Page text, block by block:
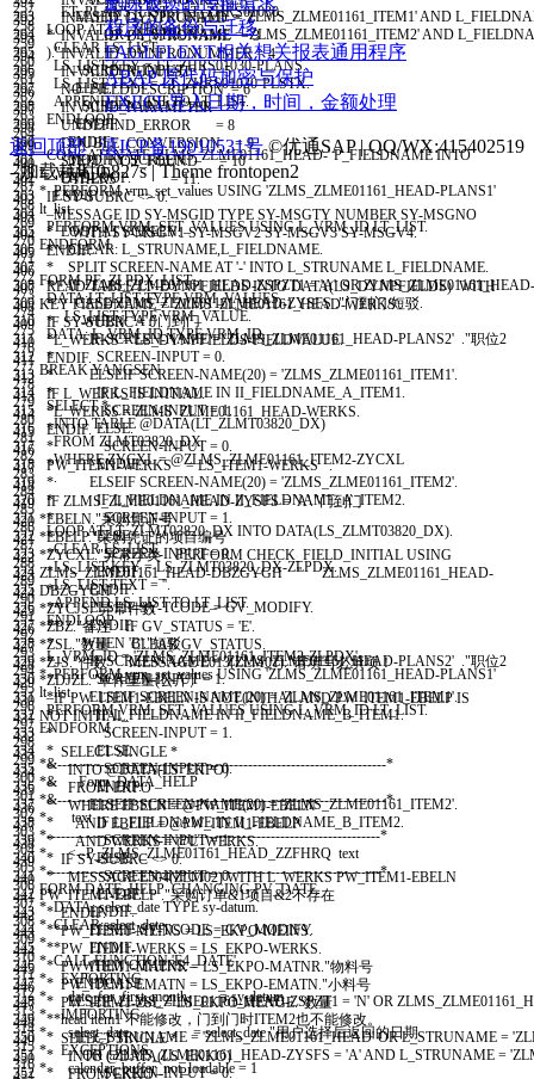
392
393
394
395
396
397
398
399
400
401
402
403
404
405
406
407
408
409
410
411
412
413
414
415
416
417
418
419
420
421
422
423
424
425
426
427
428
429
430
431
432
433
434
435
436
437
438
439
440
441
442
443
444
445
446
447
448
449
450
ET_PLANS_LIST = LT_ZHRS01030.
LOOP AT LT_ZHRS01030.
CLEAR LS_LIST.
LS_LIST-KEY = LT_ZHRS01030-PLANS.
LS_LIST-TEXT = LT_ZHRS01030-PLSTX.
APPEND LS_LIST TO LT_LIST.
ENDLOOP.
CONCATENATE 'ZLMS_ZLME01161_HEAD-' P_FIELDNAME INTO
L_VRM_ID.
* PERFORM vrm_set_values USING 'ZLMS_ZLME01161_HEAD-PLANS1'
lt_list.
PERFORM VRM_SET_VALUES USING L_VRM_ID LT_LIST.
ENDFORM.
FORM PF_ZLPDX_LIST .
DATA:LT_LIST TYPE VRM_VALUES,
LS_LIST TYPE VRM_VALUE.
DATA: L_VRM_ID TYPE VRM_ID.
BREAK YANGSEN.
SELECT *
INTO TABLE @DATA(LT_ ZLMT03820 DX)
FROM ZLMT03820_DX
WHERE ZYCXL = @ZLMS_ZLME01161_ITEM2-ZYCXL
.
.
LOOP AT LT_ZLMT03820_DX INTO DATA(LS ZLMT03820 DX).
CLEAR LS_LIST.
LS_LIST-KEY = LS_ZLMT03820_DX-ZLPDX.
LS_LIST-TEXT = ''.
APPEND LS_LIST TO LT_LIST.
ENDLOOP.
L_VRM_ID = 'ZLMS_ZLME01161_ITEM2-ZLPDX' .
* PERFORM vrm_set_values USING 'ZLMS_ZLME01161_HEAD-PLANS1'
lt_list.
PERFORM VRM_ SET_VALUES USING L_VRM_ ID LT_LIST.
ENDFORM.
*&---------------------------------------------------------------------*
*& Form DATA_HELP
*&---------------------------------------------------------------------*
* text
*----------------------------------------------------------------------*
* <--P_ZLMS_ZLME01161_HEAD_ZZFHRQ text
*----------------------------------------------------------------------*
FORM DATE_HELP CHANGING PV_DATE.
* DATA: select_date TYPE sy-datum.
* CLEAR:select_date.
*
* CALL FUNCTION 'F4_DATE'
* EXPORTING
* date_for_first_month = sy-datum
* IMPORTING
* select_date = select_date "用户选择后返回的日期
* EXCEPTIONS
* calendar_buffer_not_loadable = 1
293
294
295
296
297
298
299
300
301
302
303
304
305
306
307
308
309
310
311
312
313
314
315
316
317
318
319
320
321
322
323
324
325
326
327
328
329
330
331
332
333
334
335
336
337
338
339
340
341
342
343
344
345
346
347
348
349
350
351
352
ELSEIF ( L_STRUNAME = 'ZLMS_ZLME01161_ITEM1' AND L
* OR ( L_STRUNAME = 'ZLMS_ZLME01161_ITEM2' AND
)."
SCREEN-INPUT = 1.
ELSE.
SCREEN-INPUT = 0.
ENDIF.
ENDIF.
MODIFY SCREEN.
ENDLOOP.
ENDIF.
* LOOP AT SCREEN.
* CLEAR: L_STRUNAME,L_FIELDNAME.
* SPLIT SCREEN-NAME AT '-' INTO L_STRUNAME L_FIELDNAME.
* IF ZLMS_ZLME01161_HEAD-ZSPZT1 = 'A' OR
* CASE ZLMS_ZLME01161_HEAD-ZYSFS ."门到门/短驳.
* WHEN 'A'."门到门
* IF SCREEN-NAME = 'ZLMS_ZLME01161_HEAD-PLANS2' ."职位2
* SCREEN-INPUT = 0.
* ELSEIF SCREEN-NAME(20) = 'ZLMS_ZLME01161_ITEM1'.
* IF L_FIELDNAME IN II_FIELDNAME_A_ITEM1.
* SCREEN-INPUT = 1.
* ELSE.
* SCREEN-INPUT = 0.
* ENDIF.
* ELSEIF SCREEN-NAME(20) = 'ZLMS_ZLME01161_ITEM2'.
* IF L_FIELDNAME IN II_FIELDNAME_A_ITEM2.
* SCREEN-INPUT = 1.
* ELSE.
* SCREEN-INPUT = 0.
* ENDIF.
* ENDIF.
** ELSEIF SY-TCODE = GV_MODIFY.
** ENDIF.
* WHEN 'B'."短驳
* IF SCREEN-NAME = 'ZLMS_ZLME01161_HEAD-PLANS2' ."职位2
* SCREEN-INPUT = 1.
* ELSEIF SCREEN-NAME(20) = 'ZLMS_ZLME01161_ITEM1'.
* IF L_FIELDNAME IN II_FIELDNAME_B_ITEM1.
* SCREEN-INPUT = 1.
* ELSE.
* SCREEN-INPUT = 0.
* ENDIF.
* ELSEIF SCREEN-NAME(20) = 'ZLMS_ZLME01161_ITEM2'.
* IF L_FIELDNAME IN II_FIELDNAME_B_ITEM2.
* SCREEN-INPUT = 1.
* ELSE.
* SCREEN-INPUT = 0.
* ENDIF.
* ENDIF.
** ELSEIF SY-TCODE = GV_MODIFY.
** ENDIF.
* WHEN OTHERS.
* ENDCASE.
* ELSEIF ZLMS_ZLME01161_HEAD-ZSPZT1 = 'N' OR
**head item1 不能修改，门到门时ITEM2也不能修改。
* IF L_STRUNAME = 'ZLMS_ZLME01161_HEAD' OR L_STRUNAME =
* OR ( ZLMS_ZLME01161_HEAD-ZYSFS = 'A' AND L_STRUNAME =
* SCREEN-INPUT = 0.
257
258
259
260
261
262
263
264
265
266
267
268
269
270
271
272
273
274
275
276
277
278
279
280
281
282
283
284
285
286
287
288
289
290
291
292
293
294
295
296
297
298
299
300
301
302
303
304
305
306
307
308
309
310
311
312
313
314
315
316
INVALID_DYNPROFIELD = 2
INVALID_DYNPRONAME = 3
INVALID_DYNPRONUMMER = 4
INVALID_REQUEST = 5
NO_FIELDDESCRIPTION = 6
INVALID_PARAMETER = 7
UNDEFIND ERROR = 8
DOUBLE_CONVERSION = 9
STEPL_NOT_FOUND = 10
OTHERS
= 11.
IF SY-SUBRC <> 0.
MESSAGE ID SY-MSGID TYPE SY-MSGTY NUMBER SY-MSGNO
WITH SY-MSGV1 SY-MSGV2 SY-MSGV3 SY-MSGV4.
ENDIF.
READ TABLE LT_DYNPFIELDS INTO DATA(LS_DYNPFIELDS) WITH
KEY FIELDNAME = 'ZLMS_ZLME01161_HEAD-WERKS'.
IF SY-SUBRC = 0 .
L_WERKS = LS_DYNPFIELDS-FIELDVALUE.
ENDIF.
IF L WERKS IS INITIAL.
L_WERKS = ZLMS_ZLME01161 HEAD-WERKS.
ENDIF.
PW_ITEM1-WERKS = LS_ITEM1-WERKS .
IF ZLMS_ZLME01161_HEAD-ZYSFS = 'A'."门到门
*EBELN."采购凭证号
*EBELP."采购凭证的项目编号
*ZYCXL."异常小类 PERFORM CHECK_FIELD_INITIAL USING
ZLMS_ZLME01161_HEAD-DBZGYGH '' 'ZLMS_ZLME01161_HEAD-
DBZGYGH'.
*ZYCJS."异常件数
*ZBZ."备注 IF GV_STATUS = 'E'.
*ZSL."数量 CLEAR GV_STATUS.
*ZJS."件数 MESSAGE E013(ZLM01)."请填写必填项！
*ZDJZL."单件重量(公斤）
IF PW_ITEM1-EBELN IS NOT INITIALAND PW_ITEM1-EBELP IS
NOT INITIAL.
SELECT SINGLE *
INTO @DATA(LS_EKPO)
FROM EKPO
WHERE EBELN = @PW_ITEM1-EBELN
AND EBELP = @PW_ITEM1-EBELP
AND WERKS = @L_WERKS.
IF SY-SUBRC <> 0.
MESSAGE E504(ZLM02) WITH L_WERKS PW_ITEM1-EBELN
PW_ITEM1-EBELP ."采购订单&1项目&2不存在
ENDIF.
PW_ITEM1-MEINS = LS_EKPO-MEINS.
PW_ ITEM1-WERKS = LS EKPO-WERKS.
PW_ITEM1-MATNR = LS_EKPO-MATNR."物料号
PW_ITEM1-EMATN = LS EKPO-EMATN."小料号
PW_ITEM1-ZSL = LS_EKPO-MENGE."数量
SELECT SINGLE *
INTO @DATA(LS_EKKO)
FROM EKKO
程序的备份与迁移
FAGLFLEXT相关想关报表通用程序
ABAP 原代码加密与保护
EXECL导入日期，时间，金额处理
返回顶部 滇ICP备19010531号 ©优通SAP | QQ/WX:415402519
- 加载耗时0.827s | Theme frontopen2